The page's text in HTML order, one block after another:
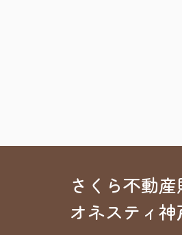
さくら不動
オネスティ